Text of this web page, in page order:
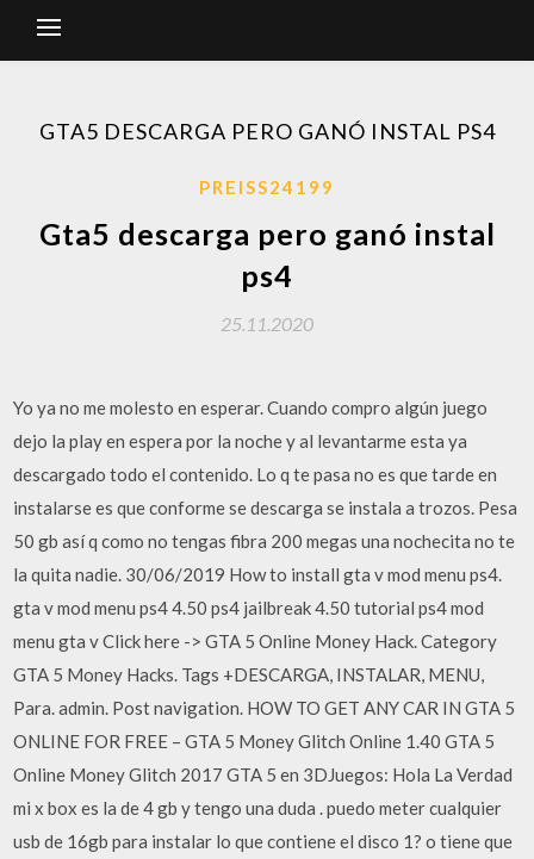
GTA5 DESCARGA PERO GANÓ INSTAL PS4
PREISS24199
Gta5 descarga pero ganó instal
ps4
25.11.2020
Yo ya no me molesto en esperar. Cuando compro algún juego
dejo la play en espera por la noche y al levantarme esta ya
descargado todo el contenido. Lo q te pasa no es que tarde en
instalarse es que conforme se descarga se instala a trozos. Pesa
50 gb así q como no tengas fibra 200 megas una nochecita no te
la quita nadie. 30/06/2019 How to install gta v mod menu ps4.
gta v mod menu ps4 4.50 ps4 jailbreak 4.50 tutorial ps4 mod
menu gta v Click here -> GTA 5 Online Money Hack. Category
GTA 5 Money Hacks. Tags +DESCARGA, INSTALAR, MENU,
Para. admin. Post navigation. HOW TO GET ANY CAR IN GTA 5
ONLINE FOR FREE – GTA 5 Money Glitch Online 1.40 GTA 5
Online Money Glitch 2017 GTA 5 en 3DJuegos: Hola La Verdad
mi x box es la de 4 gb y tengo una duda . puedo meter cualquier
usb de 16gb para instalar lo que contiene el disco 1? o tiene que